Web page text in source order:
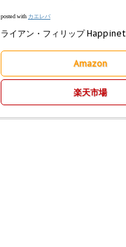
posted with カエレバ
ライアン・フィリップ
Amazon
楽天市場